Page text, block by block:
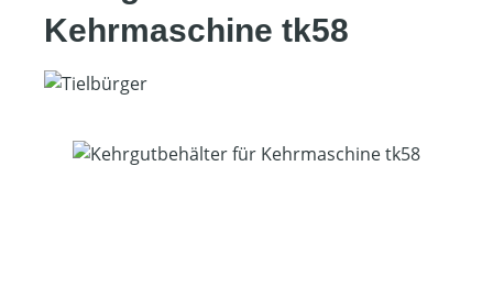
Kehrmaschine tk58
Bildergalerie überspringen